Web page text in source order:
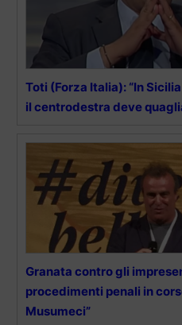
Toti (Forza Italia): “In
il centrodestra deve
Granata contro gli
procedimenti penali in
Musumeci”